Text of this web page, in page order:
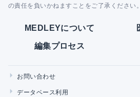
の責任を負いかねますことをご了承ください。
MEDLEYについて
編集プロセス
お問い合わせ
データベース利用